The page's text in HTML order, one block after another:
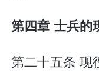
第四章 士兵的
第二十五条 现